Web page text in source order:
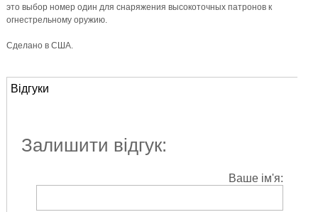
это выбор номер один для снаряжения высокоточных патронов к
огнестрельному оружию.
Сделано в США.
Відгуки
Залишити відгук:
Ваше ім'я: